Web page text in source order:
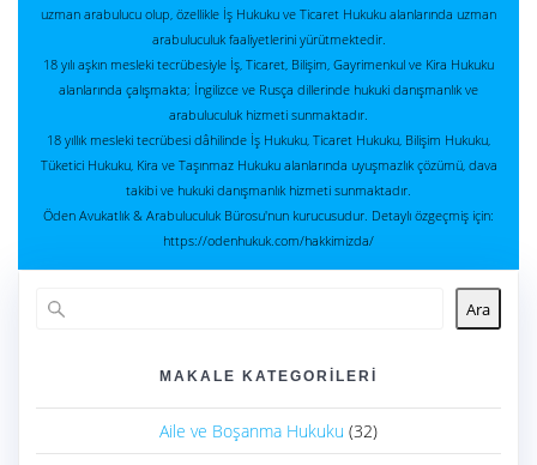
uzman arabulucu olup, özellikle İş Hukuku ve Ticaret Hukuku alanlarında uzman
arabuluculuk faaliyetlerini yürütmektedir.
18 yılı aşkın mesleki tecrübesiyle İş, Ticaret, Bilişim, Gayrimenkul ve Kira Hukuku
alanlarında çalışmakta; İngilizce ve Rusça dillerinde hukuki danışmanlık ve
arabuluculuk hizmeti sunmaktadır.
18 yıllık mesleki tecrübesi dâhilinde İş Hukuku, Ticaret Hukuku, Bilişim Hukuku,
Tüketici Hukuku, Kira ve Taşınmaz Hukuku alanlarında uyuşmazlık çözümü, dava
takibi ve hukuki danışmanlık hizmeti sunmaktadır.
Öden Avukatlık & Arabuluculuk Bürosu'nun kurucusudur. Detaylı özgeçmiş için:
https://odenhukuk.com/hakkimizda/
Ara
MAKALE KATEGORILERI
Aile ve Boşanma Hukuku (32)